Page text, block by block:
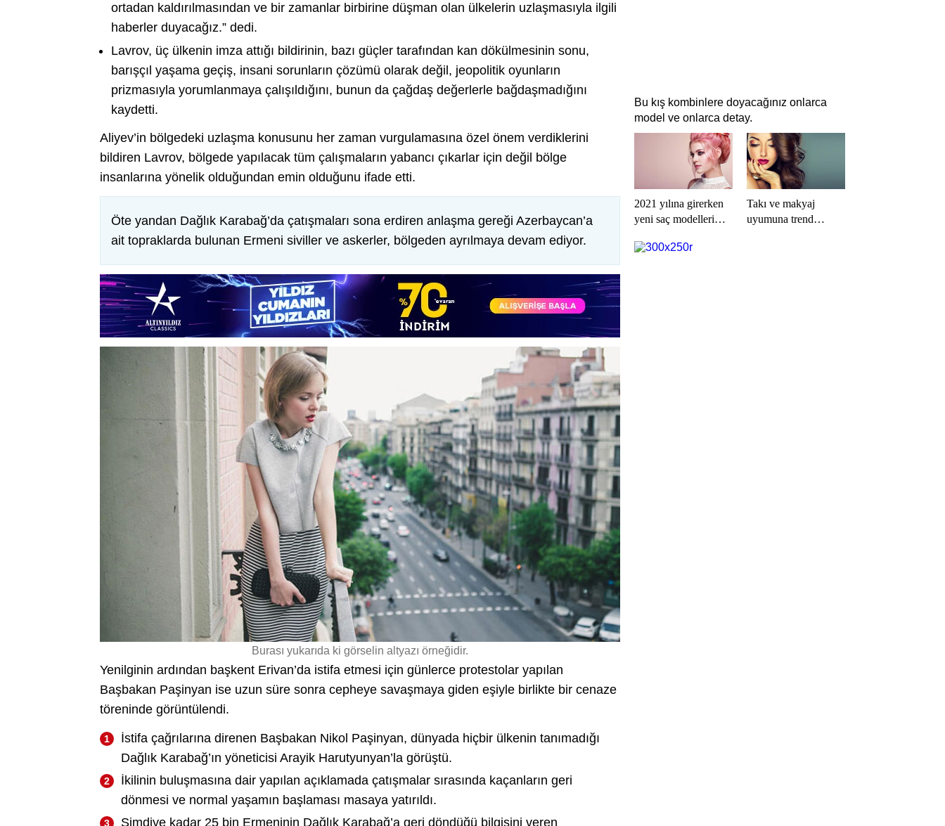
ortadan kaldırılmasından ve bir zamanlar birbirine düşman olan ülkelerin uzlaşmasıyla ilgili
haberler duyacağız.” dedi.
Lavrov, üç ülkenin imza attığı bildirinin, bazı güçler tarafından kan dökülmesinin sonu,
barışçıl yaşama geçiş, insani sorunların çözümü olarak değil, jeopolitik oyunların
prizmasıyla yorumlanmaya çalışıldığını, bunun da çağdaş değerlerle bağdaşmadığını
kaydetti.
Aliyev’in bölgedeki uzlaşma konusunu her zaman vurgulamasına özel önem verdiklerini
bildiren Lavrov, bölgede yapılacak tüm çalışmaların yabancı çıkarlar için değil bölge
insanlarına yönelik olduğundan emin olduğunu ifade etti.
Öte yandan Dağlık Karabağ’da çatışmaları sona erdiren anlaşma gereği Azerbaycan’a
ait topraklarda bulunan Ermeni siviller ve askerler, bölgeden ayrılmaya devam ediyor.
Burası yukarıda ki görselin altyazı örneğidir.
Yenilginin ardından başkent Erivan’da istifa etmesi için günlerce protestolar yapılan
Başbakan Paşinyan ise uzun süre sonra cepheye savaşmaya giden eşiyle birlikte bir cenaze
töreninde görüntülendi.
İstifa çağrılarına direnen Başbakan Nikol Paşinyan, dünyada hiçbir ülkenin tanımadığı
Dağlık Karabağ’ın yöneticisi Arayik Harutyunyan’la görüştü.
İkilinin buluşmasına dair yapılan açıklamada çatışmalar sırasında kaçanların geri
dönmesi ve normal yaşamın başlaması masaya yatırıldı.
Şimdiye kadar 25 bin Ermeninin Dağlık Karabağ’a geri döndüğü bilgisini veren
Bu kış kombinlere doyacağınız onlarca
model ve onlarca detay.
2021 yılına girerken
yeni saç modelleri
başladı.
Takı ve makyaj
uyumuna trend